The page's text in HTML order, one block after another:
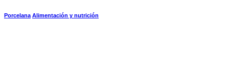
Porcelana Alimentación y nutrición